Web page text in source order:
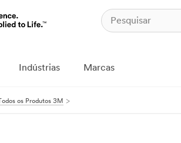
Indústrias Marcas
Todos os Produtos 3M